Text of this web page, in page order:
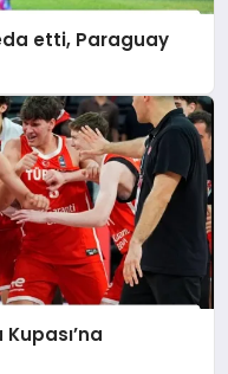
etti, Paraguay
Kupası’na